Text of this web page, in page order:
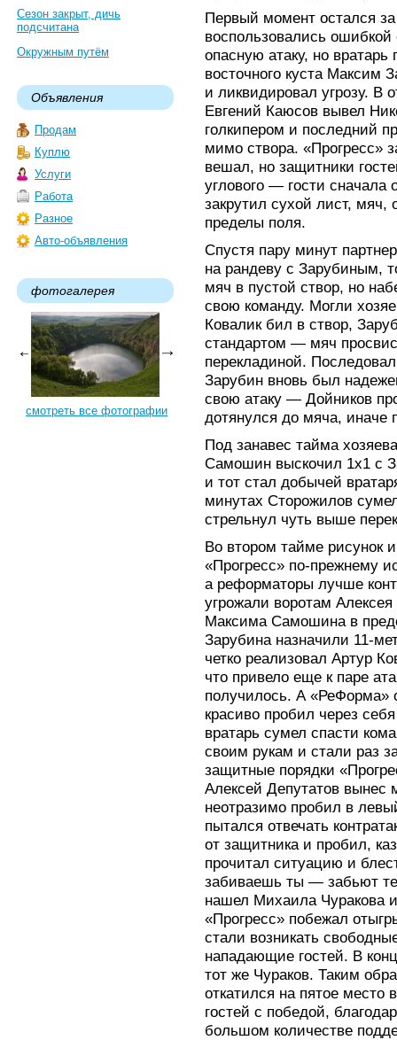
Сезон закрыт, дичь
подсчитана
Окружным путём
Объявления
Продам
Куплю
Услуги
Работа
Разное
Авто-объявления
фотогалерея
смотреть все фотографии
Первый момент остался
воспользовались
опасную атаку, но
восточного куста Максим
и ликвидировал угрозу. В
Евгений Каюсов вывел
голкипером и последний
мимо створа. «Прогресс»
вешал, но защитники
углового — гости сначала
закрутил сухой лист, мяч,
пределы поля.
Спустя пару минут
на рандеву с Зарубиным,
мяч в пустой створ, но
свою команду. Могли
Ковалик бил в створ,
стандартом — мяч
перекладиной.
Зарубин вновь был
свою атаку — Дойников
дотянулся до мяча, иначе
Под занавес тайма
Самошин выскочил 1х1 с
и тот стал добычей
минутах Сторожилов
стрельнул чуть выше
Во втором тайме рисунок
«Прогресс» по-прежнему
а реформаторы лучше
угрожали воротам
Максима Самошина в
Зарубина назначили 11-
четко реализовал Артур
что привело еще к паре
получилось. А
красиво пробил через
вратарь сумел спасти
своим рукам и стали раз
защитные порядки
Алексей Депутатов вынес
неотразимо пробил в
пытался отвечать
от защитника и пробил,
прочитал ситуацию и
забиваешь ты — забьют
нашел Михаила Чуракова
«Прогресс» побежал
стали возникать
нападающие гостей. В
тот же Чураков. Таким
откатился на пятое место
гостей с победой,
большом количестве